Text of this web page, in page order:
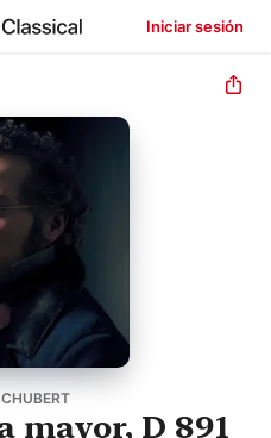
Iniciar sesión
mayor, D 891